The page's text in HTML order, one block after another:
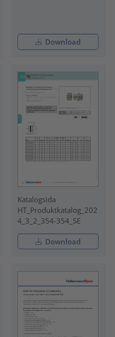
Download
Katalogsida
HT_Produktkatalog_202
4_3_2_354-354_SE
Download